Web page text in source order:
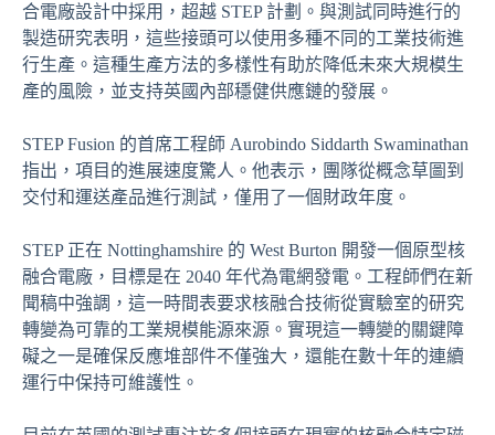
合電廠設計中採用，超越 STEP 計劃。與測試同時進行的
製造研究表明，這些接頭可以使用多種不同的工業技術進
行生產。這種生產方法的多樣性有助於降低未來大規模生
產的風險，並支持英國內部穩健供應鏈的發展。
STEP Fusion 的首席工程師 Aurobindo Siddarth Swaminathan
指出，項目的進展速度驚人。他表示，團隊從概念草圖到
交付和運送產品進行測試，僅用了一個財政年度。
STEP 正在 Nottinghamshire 的 West Burton 開發一個原型核
融合電廠，目標是在 2040 年代為電網發電。工程師們在新
聞稿中強調，這一時間表要求核融合技術從實驗室的研究
轉變為可靠的工業規模能源來源。實現這一轉變的關鍵障
礙之一是確保反應堆部件不僅強大，還能在數十年的連續
運行中保持可維護性。